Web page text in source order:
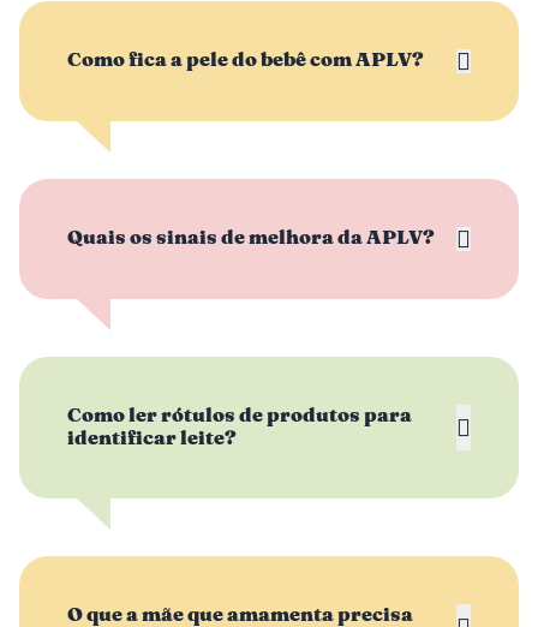
Como fica a pele do bebê com APLV?
Quais os sinais de melhora da APLV?
Como ler rótulos de produtos para
identificar leite?
O que a mãe que amamenta precisa